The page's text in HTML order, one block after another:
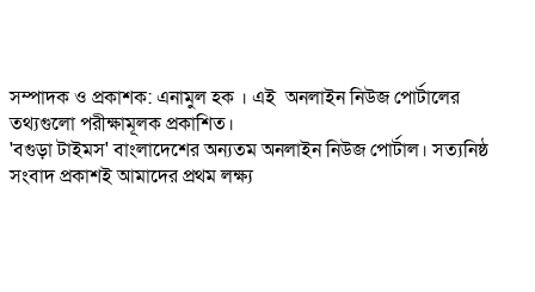
সম্পাদক ও প্রকাশক: এনামুল হক । এই অনলাইন নিউজ পোর্টালের
তথ্যগুলো পরীক্ষামূলক প্রকাশিত।
'বগুড়া টাইমস' বাংলাদেশের অন্যতম অনলাইন নিউজ পোর্টাল। সত্যনিষ্ঠ
সংবাদ প্রকাশই আমাদের প্রথম লক্ষ্য